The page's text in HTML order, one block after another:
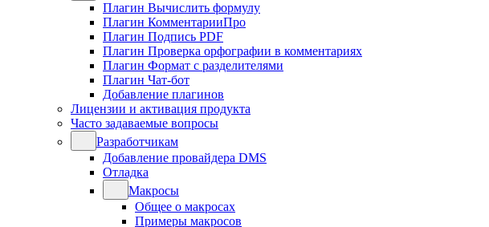
Плагин Вычислить формулу
Плагин КомментарииПро
Плагин Подпись PDF
Плагин Проверка орфографии в комментариях
Плагин Формат с разделителями
Плагин Чат-бот
Добавление плагинов
Лицензии и активация продукта
Часто задаваемые вопросы
Разработчикам
Добавление провайдера DMS
Отладка
Макросы
Общее о макросах
Примеры макросов